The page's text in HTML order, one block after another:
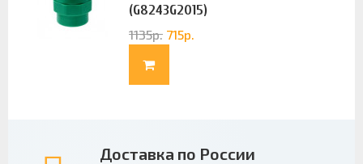
(G8243G2015)
1135р. 715р.
Доставка по России